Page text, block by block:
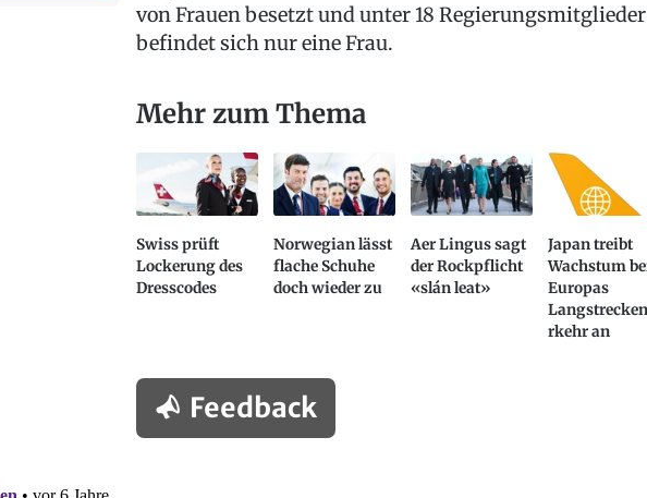
von Frauen besetzt und unter 18 Regierungsmitglieder
befindet sich nur eine Frau.
Mehr zum Thema
Swiss prüft
Lockerung des
Dresscodes
Norwegian lässt
flache Schuhe
doch wieder zu
Aer Lingus sagt
der Rockpflicht
«slán leat»
Japan treibt
Wachstum
Europas
rkehr an
Feedback